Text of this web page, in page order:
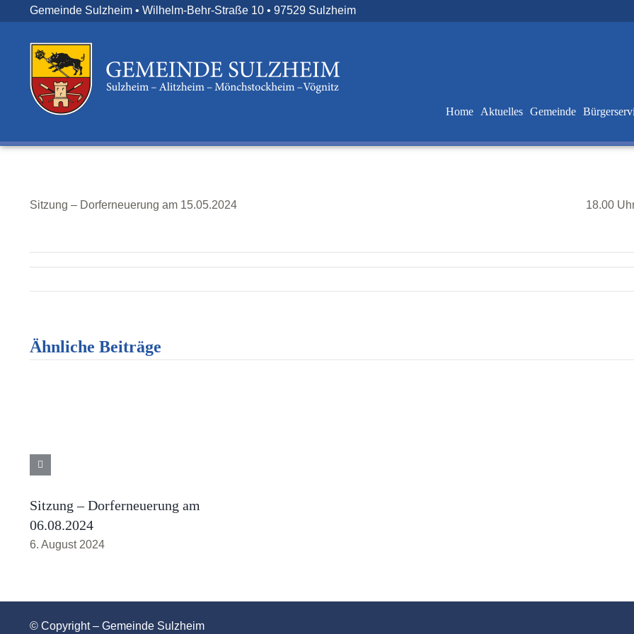
springen
Gemeinde Sulzheim • Wilhelm-Behr-Straße 10 • 97529 Sulzheim
Home Aktuelles Gemeinde
Sitzung – Dorferneuerung am 15.05.2024 18.00
Ähnliche Beiträge
Sitzung – Dorferneuerung am
06.08.2024
6. August 2024
© Copyright – Gemeinde Sulzheim